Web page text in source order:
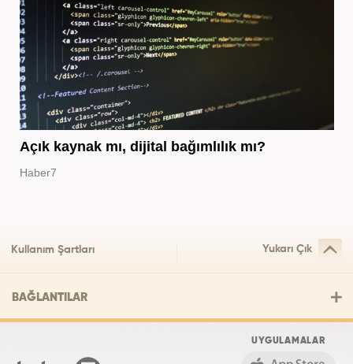
Açık kaynak mı, dijital bağımlılık mı?
Haber7
Kullanım Şartları Yukarı Çık
BAĞLANTILAR
UYGULAMALAR